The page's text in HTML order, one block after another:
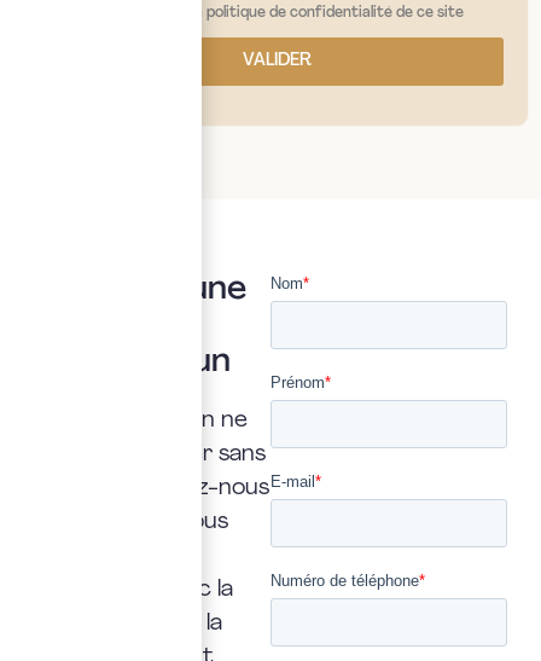
j'ai lu et j'accepte la politique de confidentialité de ce site
VALIDER
Vous avez une
Posez là à un
Une interrogation ne
doit jamais rester sans
réponse. Confiez-nous
la vôtre : nous vous
rapidement, avec la
transparence et la